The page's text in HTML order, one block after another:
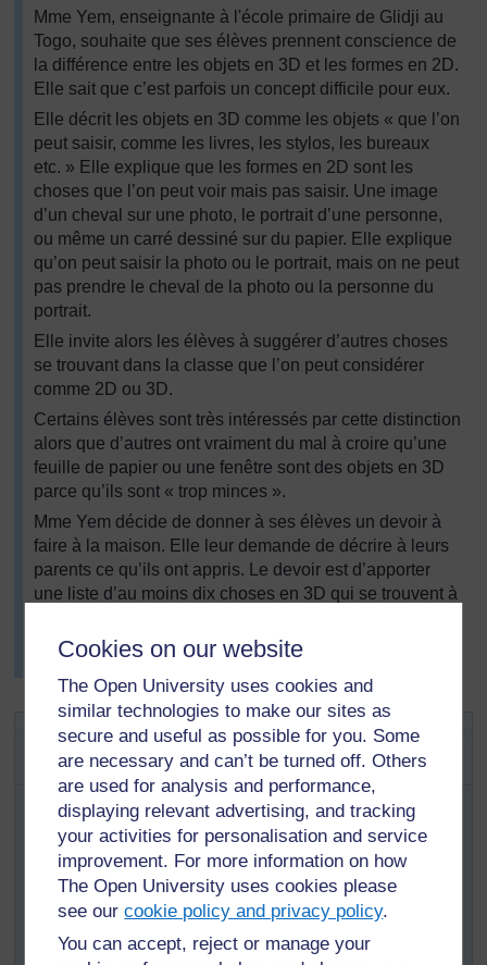
Cookies on our website
The Open University uses cookies and
similar technologies to make our sites as
secure and useful as possible for you. Some
are necessary and can’t be turned off. Others
are used for analysis and performance,
displaying relevant advertising, and tracking
your activities for personalisation and service
improvement. For more information on how
The Open University uses cookies please
see ourcookie policy and privacy policy.
You can accept, reject or manage your
Mme Yem, enseignante à l'école primaire de Glidji au
Togo, souhaite que ses élèves prennent conscience de
la différence entre les objets en 3D et les formes en 2D.
Elle sait que c’est parfois un concept difficile pour eux.
Elle décrit les objets en 3D comme les objets « que l’on
peut saisir, comme les livres, les stylos, les bureaux
etc. » Elle explique que les formes en 2D sont les
choses que l’on peut voir mais pas saisir. Une image
d’un cheval sur une photo, le portrait d’une personne,
ou même un carré dessiné sur du papier. Elle explique
qu’on peut saisir la photo ou le portrait, mais on ne peut
pas prendre le cheval de la photo ou la personne du
portrait.
Elle invite alors les élèves à suggérer d’autres choses
se trouvant dans la classe que l’on peut considérer
comme 2D ou 3D.
Certains élèves sont très intéressés par cette distinction
alors que d’autres ont vraiment du mal à croire qu’une
feuille de papier ou une fenêtre sont des objets en 3D
parce qu’ils sont « trop minces ».
Mme Yem décide de donner à ses élèves un devoir à
faire à la maison. Elle leur demande de décrire à leurs
parents ce qu’ils ont appris. Le devoir est d’apporter
une liste d’au moins dix choses en 3D qui se trouvent à
que cela leur permettra de consolider le travail déjà fait
Activité 1 : Comprendre les formes
en 3D ou polyèdres
Avant de donner cette leçon, vous devez rassembler ou
créer des objets en 3D et les mettre dans un carton (voir
Ressource 1 : Formes régulières).
Répartissez les élèves en groupes de six à huit.
Demandez à vos élèves d’examiner soigneusement les
formes et objets se trouvant dans le carton. Demandez-
leur les formes, comme des carrés et des rectangles,